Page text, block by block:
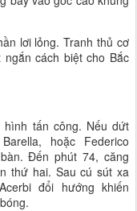
lơi lỏng. Tranh thủ cơ
cách biệt cho Bắc
tấn công. Nếu dứt
hoặc Federico
Đến phút 74, căng
thứ hai. Sau cú sút xa
đổi hướng khiến